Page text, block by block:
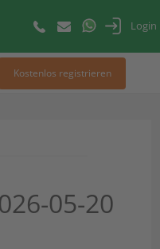
Login
Kostenlos registrieren
05-20